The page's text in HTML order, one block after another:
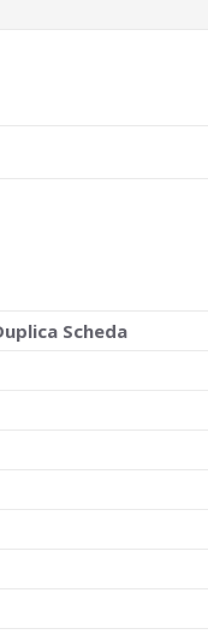
Scheda